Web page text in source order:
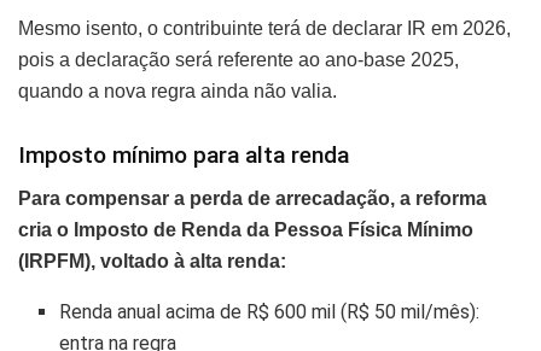
Mesmo isento, o contribuinte terá de declarar IR em 2026,
pois a declaração será referente ao ano-base 2025,
quando a nova regra ainda não valia.
Imposto mínimo para alta renda
Para compensar a perda de arrecadação, a reforma
cria o Imposto de Renda da Pessoa Física Mínimo
(IRPFM), voltado à alta renda:
Renda anual acima de R$ 600 mil (R$ 50 mil/mês):
entra na regra